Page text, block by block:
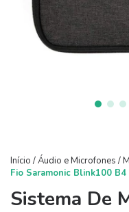
Início /Áudio e Microfones /
Fio Saramonic Blink100
Sistema De